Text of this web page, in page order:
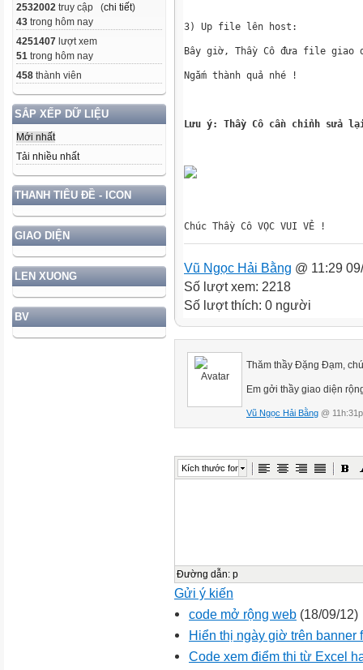
2532002 truy cập (chi tiết)
43 trong hôm nay
4251407 lượt xem
51 trong hôm nay
458 thành viên
SẮP XẾP DỮ LIỆU
Mới nhất
Tải nhiều nhất
THANH TIÊU ĐỀ - ICON
GIAO DIỆN
LEN XUONG
BV
Lưu ý: Thầy Cô cần chỉnh sửa
Vũ Ngọc Hải Bằng @ 11:29
Số lượt xem: 2218
Số lượt thích: 0 người
Thăm thầy Đặng Đạm,
Em gởi thầy giao diện
Vũ Ngọc Hải Bằng @
Kích thước font
Đường dẫn: p
Gửi ý kiến
code mở rộng web (18/09/12)
Hiển thị ngày giờ trên banner
Code xem điểm thi từ Excel